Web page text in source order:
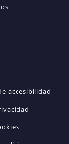
accesibilidad